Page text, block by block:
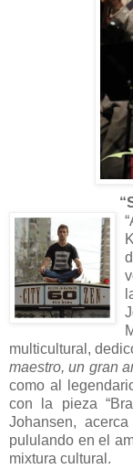
multicultural,
maestro, un gran
como al
con la pieza
Johansen,
pululando en el
mixtura cultural.